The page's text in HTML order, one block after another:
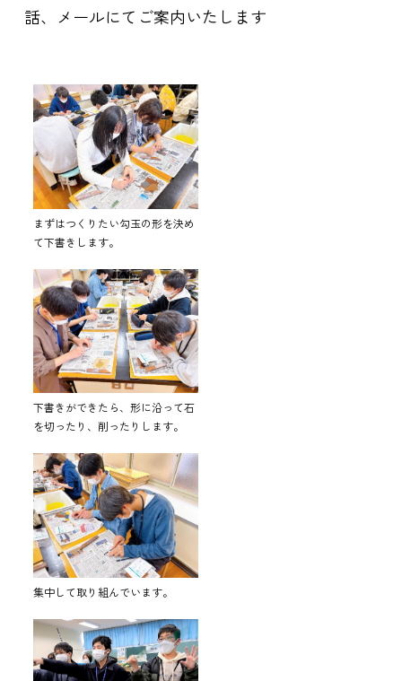
話、メールにてご案内いたします
まずはつくりたい勾玉の形を決め
て下書きします。
下書きができたら、形に沿って石
を切ったり、削ったりします。
集中して取り組んでいます。